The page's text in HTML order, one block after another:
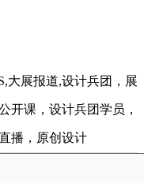
大展报道,设计兵团，展
开课，设计兵团学员，
播，原创设计